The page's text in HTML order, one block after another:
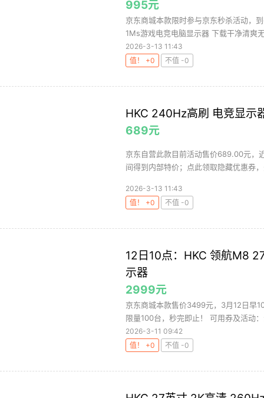
995元
京东商城本款限时参与京东秒杀活动，
1Ms游戏电竞电脑显示器 下载干净清爽
2026-3-13 11:43
值！ +0
不值 -0
HKC 240Hz高刷 电竞显示
689元
京东自营此款目前活动售价689.00元，
间得到内部特价；点此领取隐藏优惠券
2026-3-13 11:43
值！ +0
不值 -0
12日10点：HKC 领航M8
示器
2999元
京东商城本款售价3499元，3月12日早
限量100台，秒完即止！ 可用券及活动
2026-3-11 09:42
值！ +0
不值 -0